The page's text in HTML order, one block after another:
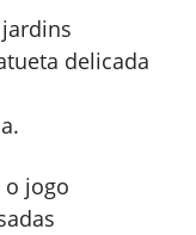
delicada
o jogo